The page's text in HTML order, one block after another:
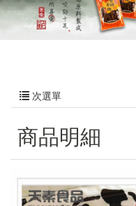
次選單
商品明細